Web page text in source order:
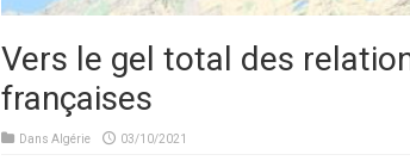
Vers le gel total des
françaises
Dans Algérie 03/10/2021